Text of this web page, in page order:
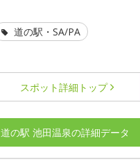
道の駅・SA/PA
スポット詳細 トップ
道の駅 池田温泉の詳細データ